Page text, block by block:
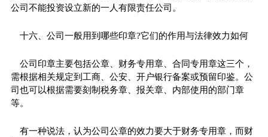
公司不能投资设立新的一人有限责任公司。
十六、公司一般用到哪些印章?它们的作用与法律效力如何
公司印章主要包括公章、财务专用章、合同专用章这三个，
需根据相关规定到工商、公安、开户银行备案或预留印鉴。公
司也可以根据需要刻制税务章、报关章、内部使用的部门章
等。
有一种说法，认为公司公章的效力要大于财务专用章，而财